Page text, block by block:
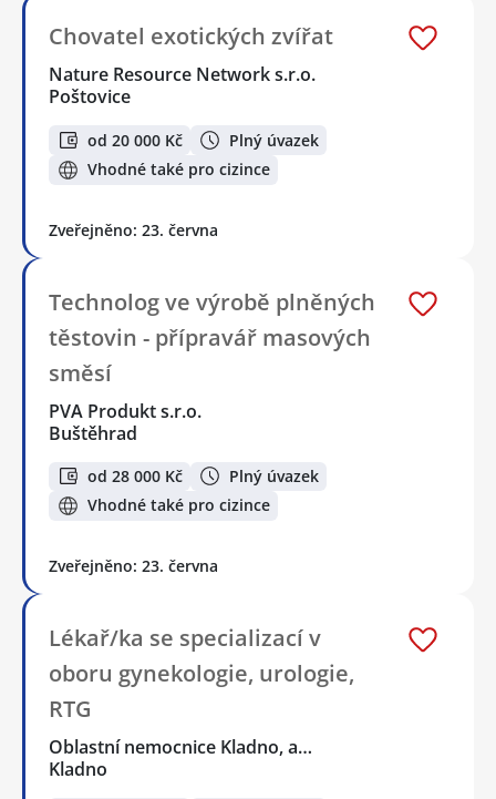
Chovatel exotických zvířat
Nature Resource Network s.r.o.
Poštovice
od 20 000 Kč
Plný úvazek
Vhodné také pro cizince
Zveřejněno: 23. června
Technolog ve výrobě plněných
těstovin - přípravář masových
směsí
PVA Produkt s.r.o.
Buštěhrad
od 28 000 Kč
Plný úvazek
Vhodné také pro cizince
Zveřejněno: 23. června
Lékař/ka se specializací v
oboru gynekologie, urologie,
RTG
Oblastní nemocnice Kladno, a…
Kladno